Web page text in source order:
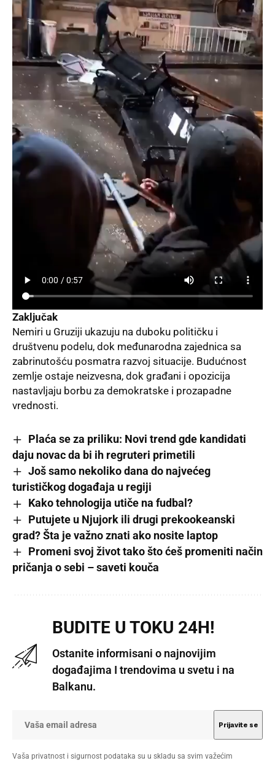
Zaključak
Nemiri u Gruziji ukazuju na duboku političku i
društvenu podelu, dok međunarodna zajednica sa
zabrinutošću posmatra razvoj situacije. Budućnost
zemlje ostaje neizvesna, dok građani i opozicija
nastavljaju borbu za demokratske i prozapadne
vrednosti.
Plaća se za priliku: Novi trend gde kandidati
daju novac da bi ih regruteri primetili
Još samo nekoliko dana do najvećeg
turističkog događaja u regiji
Kako tehnologija utiče na fudbal?
Putujete u Njujork ili drugi prekookeanski
grad? Šta je važno znati ako nosite laptop
Promeni svoj život tako što ćeš promeniti način
pričanja o sebi – saveti kouča
BUDITE U TOKU 24H!
Ostanite informisani o najnovijim
događajima I trendovima u svetu i na
Balkanu.
Vaša privatnost i sigurnost podataka su u skladu sa svim važećim